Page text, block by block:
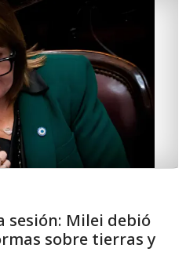
sesión: Milei debió
sobre tierras y